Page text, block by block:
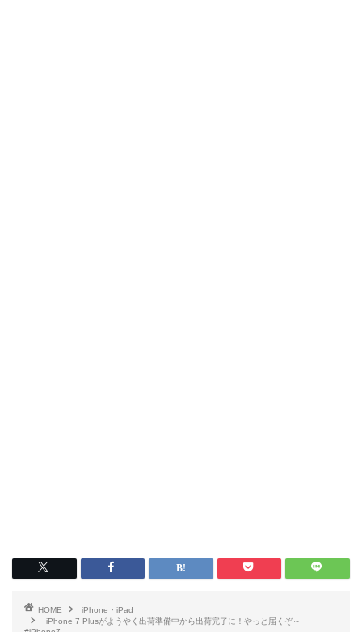
HOME
iPhone・iPad
iPhone 7 Plusがようやく出荷準備中から出荷完了に！やっと届くぞ～